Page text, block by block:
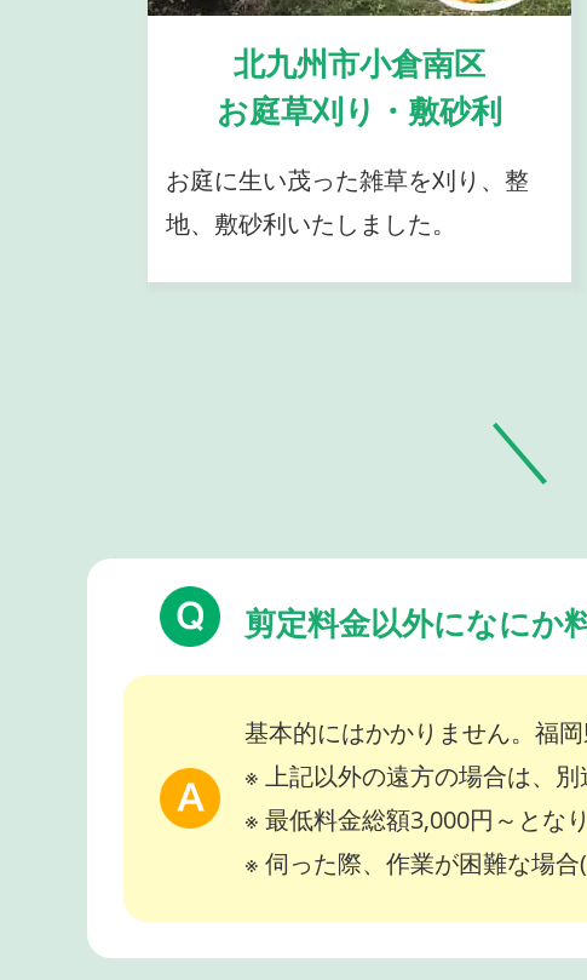
北九州市小倉南区
お庭草刈り・敷砂利
お庭に生い茂った雑草を刈り、整
地、敷砂利いたしました。
剪定料金以外になにか
基本的にはかかりません。福
※ 上記以外の遠方の場合は、別
※ 最低料金総額3,000円～となり
※ 伺った際、作業が困難な場